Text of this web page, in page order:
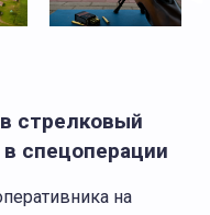
стрелковый
спецоперации
на